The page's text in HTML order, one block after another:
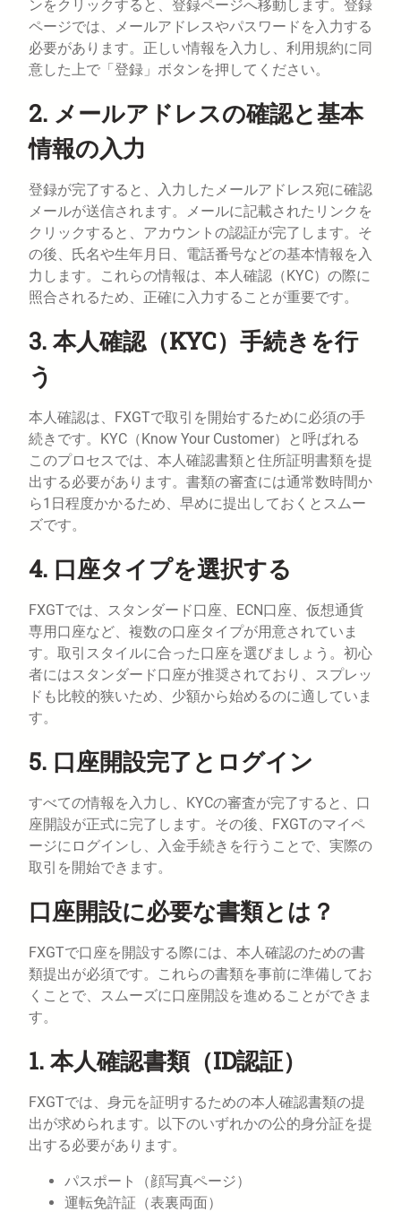
ンをクリックすると、登録ページへ移動します。登録
ページでは、メールアドレスやパスワードを入力する
必要があります。正しい情報を入力し、利用規約に同
意した上で「登録」ボタンを押してください。
2. メールアドレスの確認と基本
情報の入力
登録が完了すると、入力したメールアドレス宛に確認
メールが送信されます。メールに記載されたリンクを
クリックすると、アカウントの認証が完了します。そ
の後、氏名や生年月日、電話番号などの基本情報を入
力します。これらの情報は、本人確認（KYC）の際に
照合されるため、正確に入力することが重要です。
3. 本人確認（KYC）手続きを行
う
本人確認は、FXGTで取引を開始するために必須の手
続きです。KYC（Know Your Customer）と呼ばれる
このプロセスでは、本人確認書類と住所証明書類を提
出する必要があります。書類の審査には通常数時間か
ら1日程度かかるため、早めに提出しておくとスムー
ズです。
4. 口座タイプを選択する
FXGTでは、スタンダード口座、ECN口座、仮想通貨
専用口座など、複数の口座タイプが用意されていま
す。取引スタイルに合った口座を選びましょう。初心
者にはスタンダード口座が推奨されており、スプレッ
ドも比較的狭いため、少額から始めるのに適していま
す。
5. 口座開設完了とログイン
すべての情報を入力し、KYCの審査が完了すると、口
座開設が正式に完了します。その後、FXGTのマイペ
ージにログインし、入金手続きを行うことで、実際の
取引を開始できます。
口座開設に必要な書類とは？
FXGTで口座を開設する際には、本人確認のための書
類提出が必須です。これらの書類を事前に準備してお
くことで、スムーズに口座開設を進めることができま
す。
1. 本人確認書類（ID認証）
FXGTでは、身元を証明するための本人確認書類の提
出が求められます。以下のいずれかの公的身分証を提
出する必要があります。
パスポート（顔写真ページ）
運転免許証（表裏両面）